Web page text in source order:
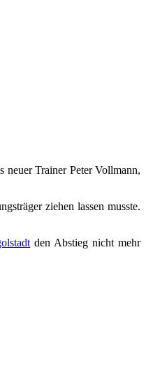
neuer Trainer Peter Vollmann,
ziehen lassen musste.
den Abstieg nicht mehr